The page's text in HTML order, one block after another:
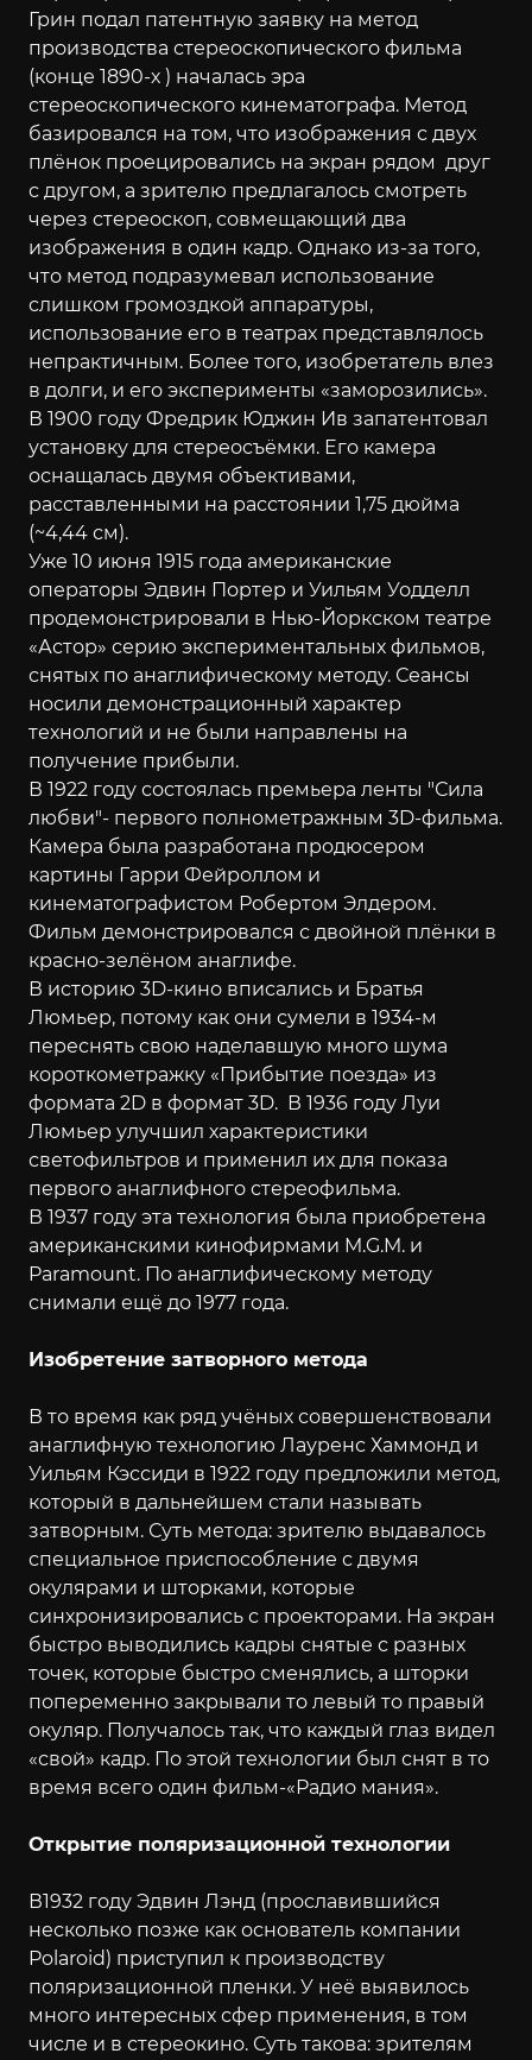
Грин подал патентную заявку на метод
производства стереоскопического фильма
(конце 1890-х ) началась эра
стереоскопического кинематографа. Метод
базировался на том, что изображения с двух
плёнок проецировались на экран рядом друг
с другом, а зрителю предлагалось смотреть
через стереоскоп, совмещающий два
изображения в один кадр. Однако из-за того,
что метод подразумевал использование
слишком громоздкой аппаратуры,
использование его в театрах представлялось
непрактичным. Более того, изобретатель влез
в долги, и его эксперименты «заморозились».
В 1900 году Фредрик Юджин Ив запатентовал
установку для стереосъёмки. Его камера
оснащалась двумя объективами,
расставленными на расстоянии 1,75 дюйма
(~4,44 см).
Уже 10 июня 1915 года американские
операторы Эдвин Портер и Уильям Уодделл
продемонстрировали в Нью-Йоркском театре
«Астор» серию экспериментальных фильмов,
снятых по анаглифическому методу. Сеансы
носили демонстрационный характер
технологий и не были направлены на
получение прибыли.
В 1922 году состоялась премьера ленты "Сила
любви"- первого полнометражным 3D-фильма.
Камера была разработана продюсером
картины Гарри Фейроллом и
кинематографистом Робертом Элдером.
Фильм демонстрировался с двойной плёнки в
красно-зелёном анаглифе.
В историю 3D-кино вписались и Братья
Люмьер, потому как они сумели в 1934-м
переснять свою наделавшую много шума
короткометражку «Прибытие поезда» из
формата 2D в формат 3D. В 1936 году Луи
Люмьер улучшил характеристики
светофильтров и применил их для показа
первого анаглифного стереофильма.
В 1937 году эта технология была приобретена
американскими кинофирмами M.G.M. и
Paramount. По анаглифическому методу
снимали ещё до 1977 года.
Изобретение затворного метода
В то время как ряд учёных совершенствовали
анаглифную технологию Лауренс Хаммонд и
Уильям Кэссиди в 1922 году предложили метод,
который в дальнейшем стали называть
затворным. Суть метода: зрителю выдавалось
специальное приспособление с двумя
окулярами и шторками, которые
синхронизировались с проекторами. На экран
быстро выводились кадры снятые с разных
точек, которые быстро сменялись, а шторки
попеременно закрывали то левый то правый
окуляр. Получалось так, что каждый глаз видел
«свой» кадр. По этой технологии был снят в то
время всего один фильм-«Радио мания».
Открытие поляризационной технологии
В1932 году Эдвин Лэнд (прославившийся
несколько позже как основатель компании
Polaroid) приступил к производству
поляризационной пленки. У неё выявилось
много интересных сфер применения, в том
числе и в стереокино. Суть такова: зрителям